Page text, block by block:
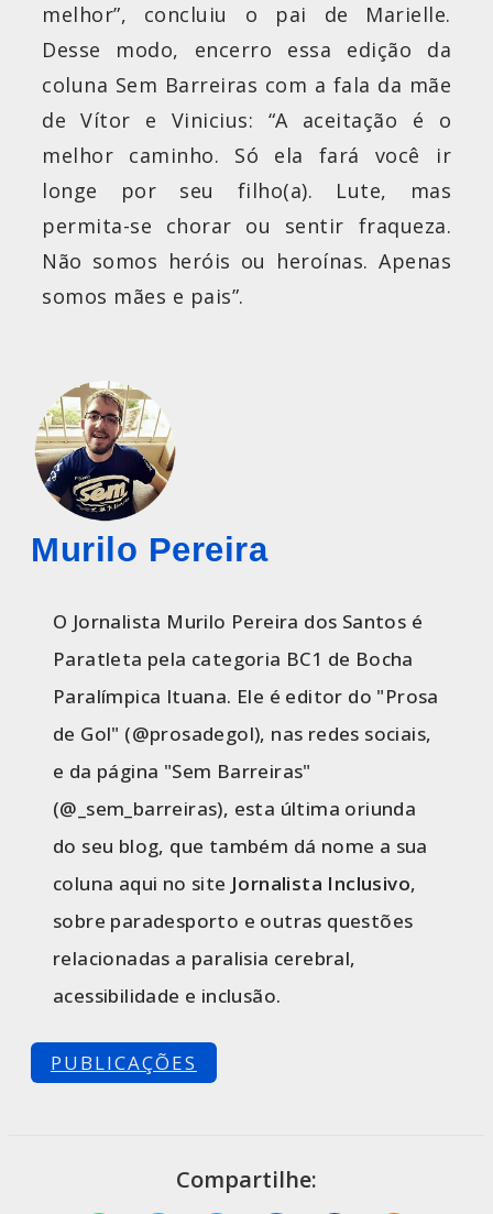
melhor”, concluiu o pai de Marielle.
Desse modo, encerro essa edição da
coluna Sem Barreiras com a fala da mãe
de Vítor e Vinicius: “A aceitação é o
melhor caminho. Só ela fará você ir
longe por seu filho(a). Lute, mas
permita-se chorar ou sentir fraqueza.
Não somos heróis ou heroínas. Apenas
somos mães e pais”.
Murilo Pereira
O Jornalista Murilo Pereira dos Santos é
Paratleta pela categoria BC1 de Bocha
Paralímpica Ituana. Ele é editor do "Prosa
de Gol" (@prosadegol), nas redes sociais,
e da página "Sem Barreiras"
(@_sem_barreiras), esta última oriunda
do seu blog, que também dá nome a sua
coluna aqui no site Jornalista Inclusivo,
sobre paradesporto e outras questões
relacionadas a paralisia cerebral,
acessibilidade e inclusão.
PUBLICAÇÕES
Compartilhe: